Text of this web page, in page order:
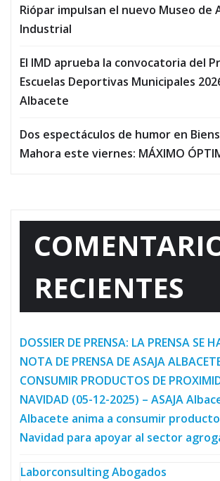
Riópar impulsan el nuevo Museo de
Industrial
El IMD aprueba la convocatoria del
Escuelas Deportivas Municipales
Albacete
Dos espectáculos de humor en
Mahora este viernes: MÁXIMO
RECIENTES
DOSSIER DE PRENSA: LA PRENSA SE
NOTA DE PRENSA DE ASAJA
CONSUMIR PRODUCTOS DE
NAVIDAD (05-12-2025) – ASAJA
Albacete anima a consumir
Navidad para apoyar al sector
Laborconsulting Abogados